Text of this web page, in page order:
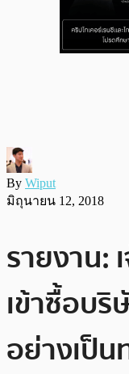
By Wiput
มิถุนายน 12, 2018
รายงาน:
เข้าซื้อบ
อย่างเป็น